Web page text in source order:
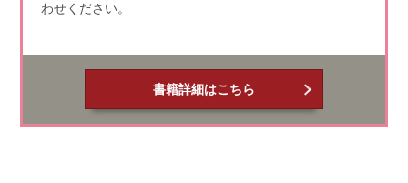
わせください。
書籍詳細はこちら